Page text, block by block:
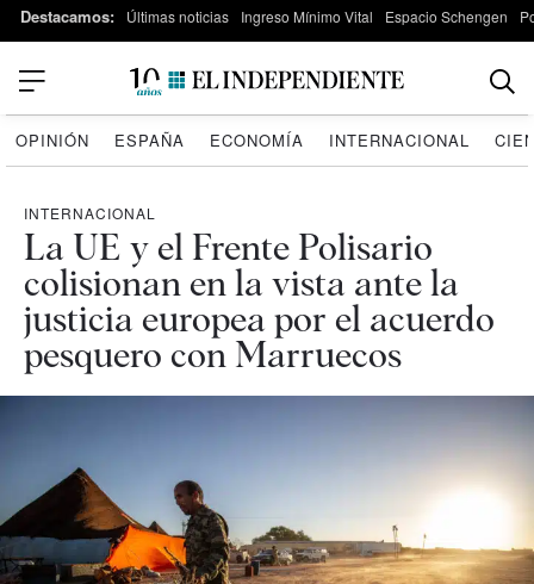
Destacamos: Últimas noticias Ingreso Mínimo Vital Espacio Schengen
OPINIÓN ESPAÑA ECONOMÍA INTERNACIONAL
INTERNACIONAL
La UE y el Frente Polisario
colisionan en la vista ante la
justicia europea por el acuerdo
pesquero con Marruecos